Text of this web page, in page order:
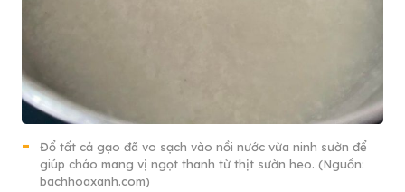
Đổ tất cả gạo đã vo sạch vào nồi nước vừa ninh sườn để
giúp cháo mang vị ngọt thanh từ thịt sườn heo. (Nguồn:
bachhoaxanh.com)